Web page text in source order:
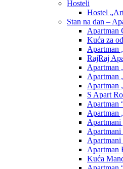
Hosteli
Hostel
Stan na dan –
Apartman
Kuća za
Apartman
RajRaj
Apartman
Apartman
Apartman
S Apart
Apartman
Apartman
Apartmani
Apartmani
Apartmani
Apartman
Kuća